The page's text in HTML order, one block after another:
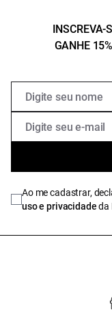
INSCREVA-
GANHE
Ao me cadastrar,
uso e privacidadeda